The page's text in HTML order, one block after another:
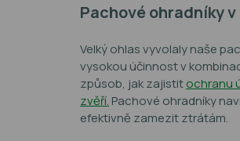
Pachové ohradníky
Velký ohlas vyvolaly naše
vysokou účinnost v
způsob, jak zajistitochranu
zvěří. Pachové ohradníky
efektivně zamezit ztrátám.